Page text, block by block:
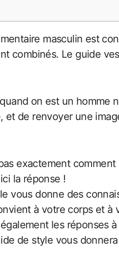
combinés. Le guide
on est un homme
et de renvoyer une
la réponse !
vous donne des
à votre corps et
les réponses
de style vous